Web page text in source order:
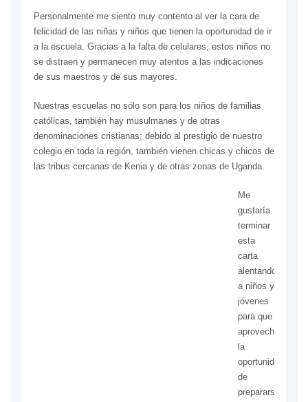
Personalmente me siento muy contento al ver la cara de
felicidad de las niñas y niños que tienen la oportunidad de ir
a la escuela. Gracias a la falta de celulares, estos niños no
se distraen y permanecen muy atentos a las indicaciones
de sus maestros y de sus mayores.
Nuestras escuelas no sólo son para los niños de familias
católicas, también hay musulmanes y de otras
denominaciones cristianas; debido al prestigio de nuestro
colegio en toda la región, también vienen chicas y chicos de
las tribus cercanas de Kenia y de otras zonas de Uganda.
Me
gustaría
terminar
esta
carta
alentando
a niños y
jóvenes
para que
aprovechen
la
oportunidad
de
prepararse